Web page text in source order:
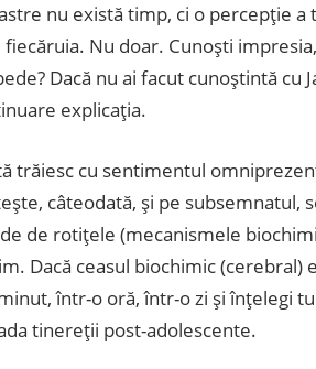
nu există timp, ci o percepţie
Nu doar. Cunoşti
Dacă nu ai facut cunoştintă cu
explicaţia.
trăiesc cu sentimentul
câteodată, şi pe subsemnatul,
de rotiţele (mecanismele
Dacă ceasul biochimic
într-o oră, într-o zi şi înţelegi
tinereţii post-adolescente.